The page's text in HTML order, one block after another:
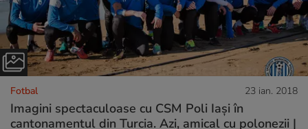
Fotbal 23 ian. 2018
Imagini spectaculoase cu CSM Poli Iași în
cantonamentul din Turcia. Azi, amical cu polonezii |